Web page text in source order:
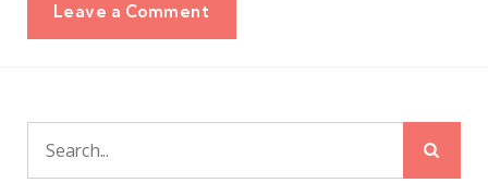
Leave a Comment
Search
for: